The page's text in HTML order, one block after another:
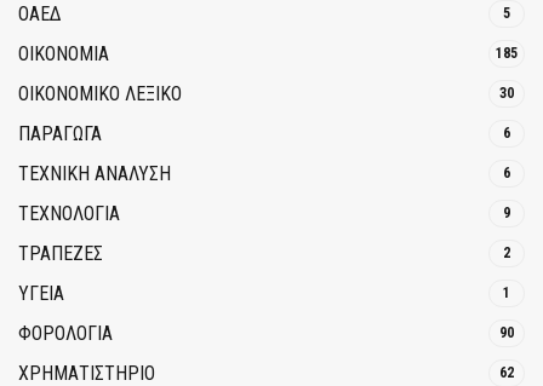
ΟΑΕΔ 5
ΟΙΚΟΝΟΜΙΑ 185
ΟΙΚΟΝΟΜΙΚΟ ΛΕΞΙΚΟ 30
ΠΑΡΑΓΩΓΑ 6
ΤΕΧΝΙΚΗ ΑΝΑΛΥΣΗ 6
ΤΕΧΝΟΛΟΓΙΑ 9
ΤΡΆΠΕΖΕΣ 2
ΥΓΕΙΑ 1
ΦΟΡΟΛΟΓΙΑ 90
ΧΡΗΜΑΤΙΣΤΗΡΙΟ 62